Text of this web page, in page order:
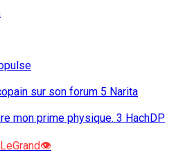
sur son forum 5 Narita
mon prime physique. 3 HachDP
LeGrand👁️